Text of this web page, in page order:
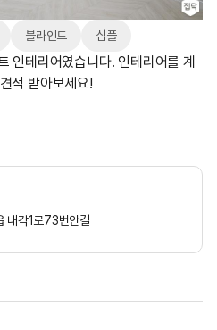
블라인드 심플
인테리어였습니다. 인테리어를 계
적 받아보세요!
내각1로73번안길